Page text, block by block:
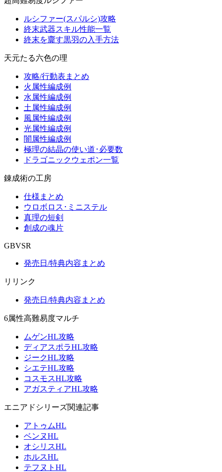
ルシファー(スパルシ)攻略
終末武器スキル性能一覧
終末を齎す黒羽の入手方法
天元たる六色の理
攻略/行動表まとめ
火属性編成例
水属性編成例
土属性編成例
風属性編成例
光属性編成例
闇属性編成例
極理の結晶の使い道･必要数
ドラゴニックウェポン一覧
錬成術の工房
仕様まとめ
ウロボロス･ミニステル
真理の短剣
創成の魂片
GBVSR
発売日/特典内容まとめ
リリンク
発売日/特典内容まとめ
6属性高難易度マルチ
ムゲンHL攻略
ディアスポラHL攻略
ジークHL攻略
シエテHL攻略
コスモスHL攻略
アガスティアHL攻略
エニアドシリーズ関連記事
アトゥムHL
ベンヌHL
オシリスHL
ホルスHL
テフヌトHL